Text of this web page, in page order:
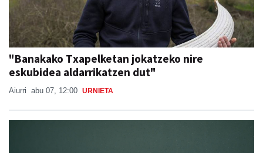
"Banakako Txapelketan jokatzeko nire
eskubidea aldarrikatzen dut"
Aiurri abu 07, 12:00 URNIETA